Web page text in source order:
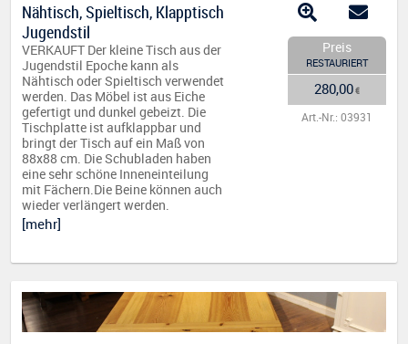
Nähtisch, Spieltisch, Klapptisch
Jugendstil
VERKAUFT Der kleine Tisch aus der
Jugendstil Epoche kann als
Nähtisch oder Spieltisch verwendet
werden. Das Möbel ist aus Eiche
gefertigt und dunkel gebeizt. Die
Tischplatte ist aufklappbar und
bringt der Tisch auf ein Maß von
88x88 cm. Die Schubladen haben
eine sehr schöne Inneneinteilung
mit Fächern.Die Beine können auch
wieder verlängert werden.
[mehr]
Preis
RESTAURIERT
280,00€
Art.-Nr.: 03931